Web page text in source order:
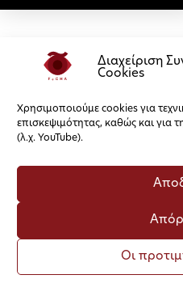
Διαχείριση
Cookies
Χρησιμοποιούμε cookies για
επισκεψιμότητας, καθώς και για
(λ.χ. YouTube).
Οι